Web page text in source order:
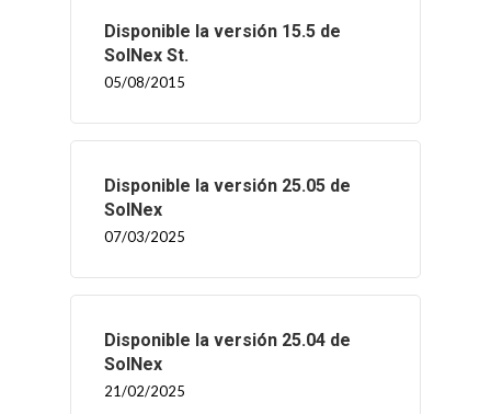
Disponible la versión 15.5 de
SolNex St.
05/08/2015
Disponible la versión 25.05 de
SolNex
07/03/2025
Disponible la versión 25.04 de
SolNex
21/02/2025